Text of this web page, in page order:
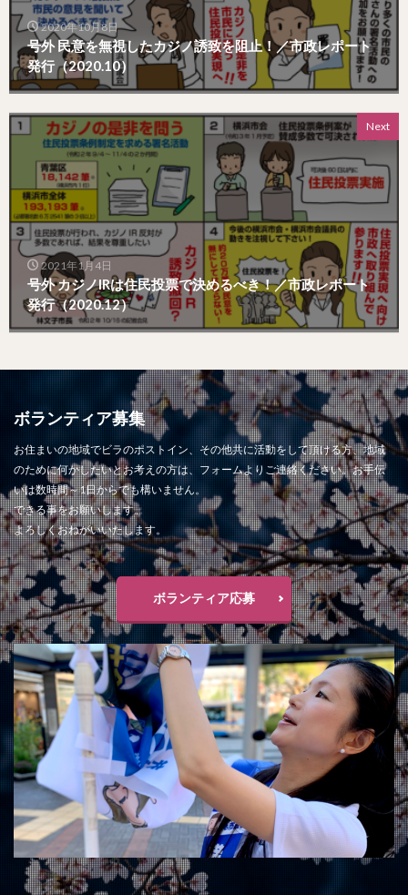
2020年10月8日
号外 民意を無視したカジノ誘致を阻止！／市政レポート
発行（2020.10）
Next
2021年1月4日
号外 カジノIRは住民投票で決めるべき！／市政レポート
発行（2020.12）
ボランティア募集
お住まいの地域でビラのポストイン、その他共に活動をして頂ける方、地域
のために何かしたいとお考えの方は、フォームよりご連絡ください。お手伝
いは数時間～1日からでも構いません。
できる事をお願いします。
よろしくおねがいいたします。
ボランティア応募